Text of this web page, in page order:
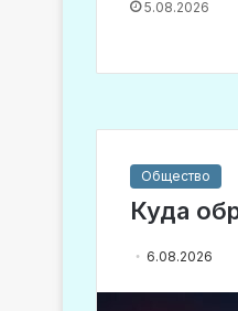
5.08.2026